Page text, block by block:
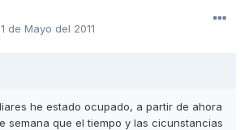
de Mayo del 2011
he estado ocupado, a partir de ahora
semana que el tiempo y las cicunstancias